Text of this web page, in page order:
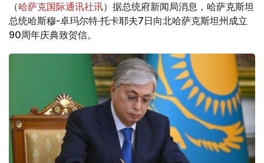
（哈萨克国际通讯社讯）据总统府新闻局消息，哈萨克斯坦
总统哈斯穆-卓玛尔特·托卡耶夫7日向北哈萨克斯坦州成立
90周年庆典致贺信。